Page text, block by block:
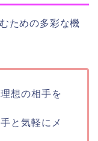
ための多彩な機
想の相手を
と気軽にメ